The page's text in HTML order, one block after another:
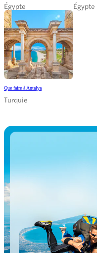
Égypte Égypte
Que faire à Antalya
Turquie